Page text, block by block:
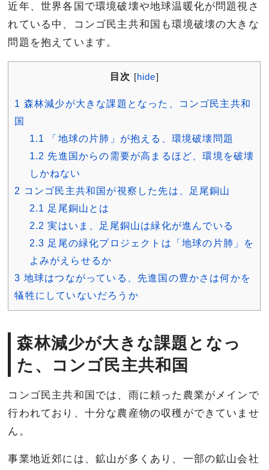
近年、世界各国で環境破壊や地球温暖化が問題視さ
れている中、コンゴ民主共和国も環境破壊の大きな
問題を抱えています。
目次 [hide]
1 森林減少が大きな課題となった、コンゴ民主共和
国
1.1
「地球の片肺」が抱える、環境破壊問題
1.2 先進国からの需要が高まるほど、環境を破壊
しかねない
2 コンゴ民主共和国が視察した先は、足尾銅山
2.1 足尾銅山とは
2.2 実はいま、足尾銅山は緑化が進んでいる
2.3 足尾の緑化プロジェクトは「地球の片肺」を
よみがえらせるか
3 地球はつながっている、先進国の豊かさは何かを
犠牲にしていないだろうか
森林減少が大きな課題となっ
た、コンゴ民主共和国
コンゴ民主共和国では、雨に頼った農業がメインで
行われており、十分な農産物の収穫ができていませ
ん。
事業地近郊には、鉱山が多くあり、一部の鉱山会社